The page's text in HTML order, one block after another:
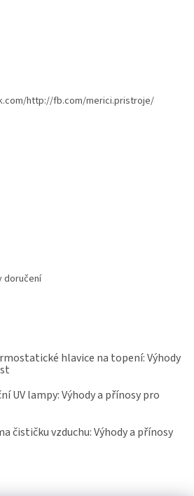
http://fb.com/merici.pristroje/
doručení
hlavice na topení: Výhody
UV lampy: Výhody a přínosy pro
čističku vzduchu: Výhody a přínosy